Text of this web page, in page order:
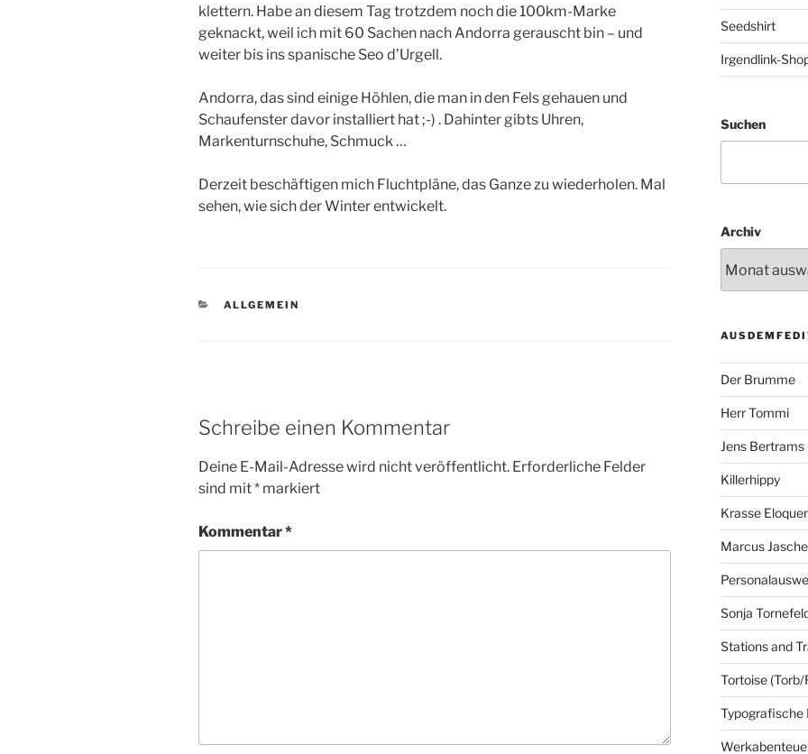
klettern. Habe an diesem Tag trotzdem noch die 100km-Marke
geknackt, weil ich mit 60 Sachen nach Andorra gerauscht bin – und
weiter bis ins spanische Seo d’Urgell.
Andorra, das sind einige Höhlen, die man in den Fels gehauen und
Schaufenster davor installiert hat ;-) . Dahinter gibts Uhren,
Markenturnschuhe, Schmuck …
Derzeit beschäftigen mich Fluchtpläne, das Ganze zu wiederholen. Mal
sehen, wie sich der Winter entwickelt.
KATEGORIEN
ALLGEMEIN
Schreibe einen Kommentar
Deine E-Mail-Adresse wird nicht veröffentlicht. Erforderliche Felder
sind mit* markiert
Kommentar*
Seedshirt
Irgendlink-
Suchen
Archiv
Der Brumme
Herr Tommi
Jens Bertrams
Killerhippy
Krasse
Marcus
Sonja
Stations and
Tortoise (Torb/
Typografische